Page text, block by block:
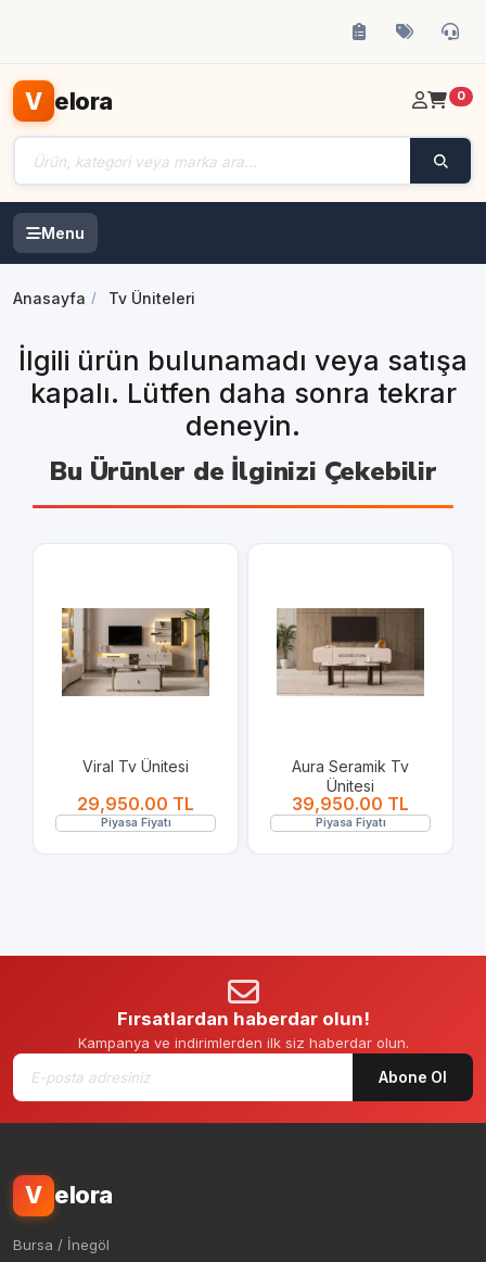
V elora 0
Menu
Anasayfa Tv Üniteleri
İlgili ürün bulunamadı veya satışa
kapalı. Lütfen daha sonra tekrar
deneyin.
Bu Ürünler de İlginizi Çekebilir
Viral Tv Ünitesi
29,950.00 TL
Piyasa Fiyatı
Aura Seramik Tv
Ünitesi
39,950.00 TL
Piyasa Fiyatı
Fırsatlardan haberdar olun!
Kampanya ve indirimlerden ilk siz haberdar olun.
Abone Ol
V elora
Bursa / İnegöl